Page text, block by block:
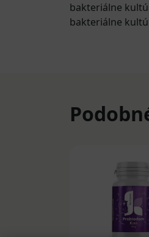
bakteriálne
bakteriálne